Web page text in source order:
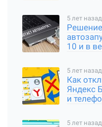
5 лет назад
10 и в
5 лет назад
Как
Яндекс
и
5 лет назад